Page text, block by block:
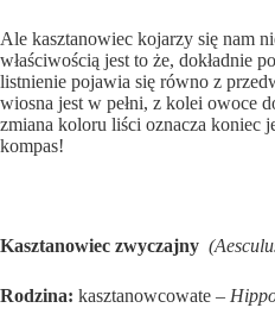
Ale kasztanowiec kojarzy się nam
właściwością jest to że, dokładnie
listnienie pojawia się równo z
wiosna jest w pełni, z kolei owoce
zmiana koloru liści oznacza koniec
kompas!
Kasztanowiec zwyczajny
Rodzina: kasztanowcowate –